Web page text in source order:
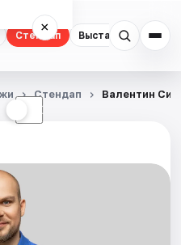
Стендап Выставки
×
☾
Стендап Валентин